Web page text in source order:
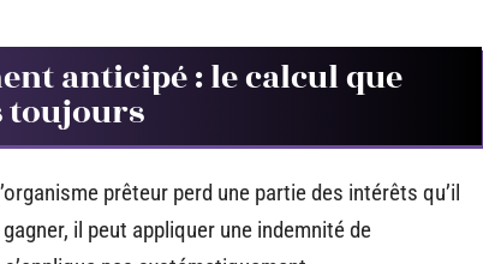
anticipé : le calcul que
toujours
prêteur perd une partie des intérêts qu’il
il peut appliquer une indemnité de